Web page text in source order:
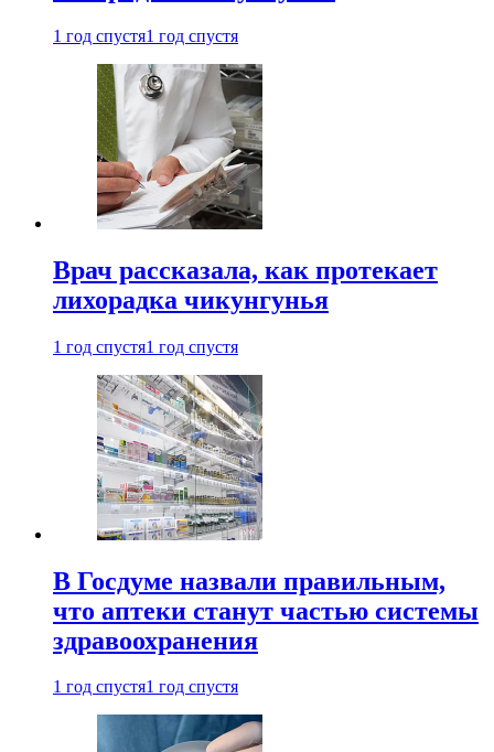
1 год спустя1 год спустя
Врач рассказала, как протекает
лихорадка чикунгунья
1 год спустя1 год спустя
В Госдуме назвали правильным,
что аптеки станут частью системы
здравоохранения
1 год спустя1 год спустя